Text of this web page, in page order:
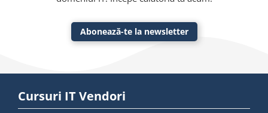
Abonează-te la newsletter
Cursuri IT Vendori